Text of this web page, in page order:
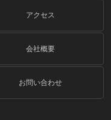
アクセス
会社概要
お問い合わせ